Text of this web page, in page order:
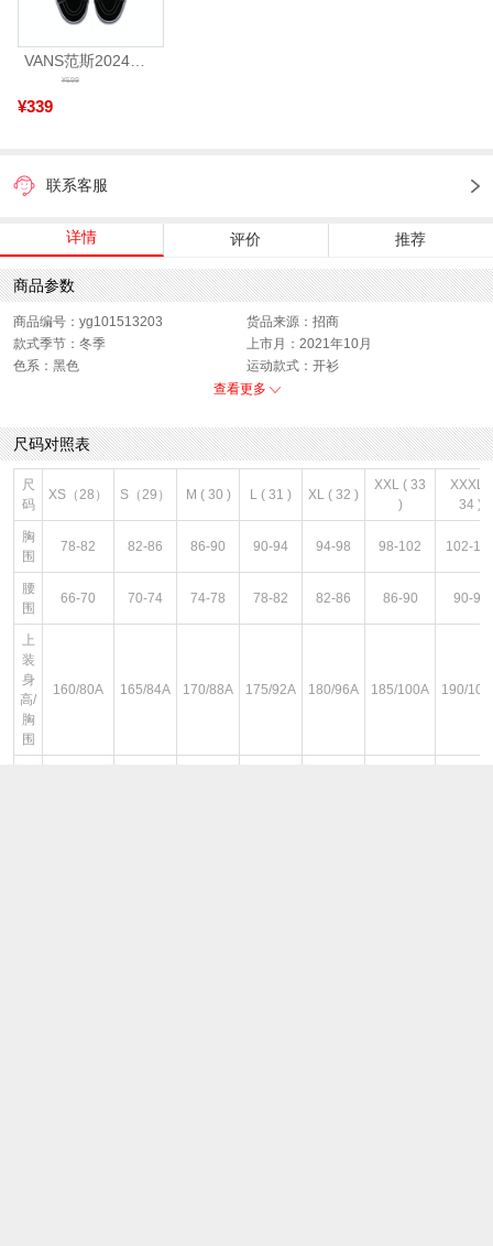
VANS范斯2024中性SK8-HiCL帆布鞋/硫化鞋VN000D5IB8C
¥339
¥599
联系客服
详情 评价 推荐
商品参数
商品编号：yg101513203
货品来源：招商
款式季节：冬季
上市月：2021年10月
色系：黑色
运动款式：开衫
销售季：21Q4
查看更多
尺码对照表
尺
码
XS（28） S（29） M ( 30 ) L ( 31 ) XL ( 32 )
XXL ( 33
)
XXXL (
34 )
胸
围
78-82 82-86 86-90 90-94 94-98 98-102 102-
腰
围
66-70 70-74 74-78 78-82 82-86 86-90 90-94
上
装
身
高/
胸
围
160/80A 165/84A 170/88A 175/92A 180/96A 185/100A 190/